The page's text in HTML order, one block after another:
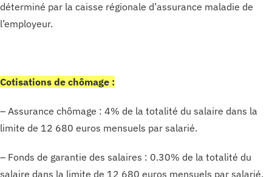
déterminé par la caisse régionale d’assurance maladie de
l’employeur.
Cotisations de chômage :
– Assurance chômage : 4% de la totalité du salaire dans la
limite de 12 680 euros mensuels par salarié.
– Fonds de garantie des salaires : 0.30% de la totalité du
salaire dans la limite de 12 680 euros mensuels par salarié.